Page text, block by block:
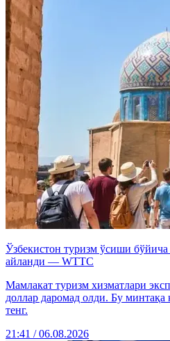
Ўзбекистон туризм ўсиши
айланди — WTTC
Мамлакат туризм хизматлари
доллар даромад олди. Бу минтақа
тенг.
21:41 / 06.08.2026